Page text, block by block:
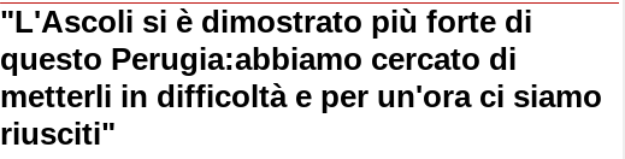
"L'Ascoli si è dimostrato più forte di
questo Perugia:abbiamo cercato di
metterli in difficoltà e per un'ora ci siamo
riusciti"